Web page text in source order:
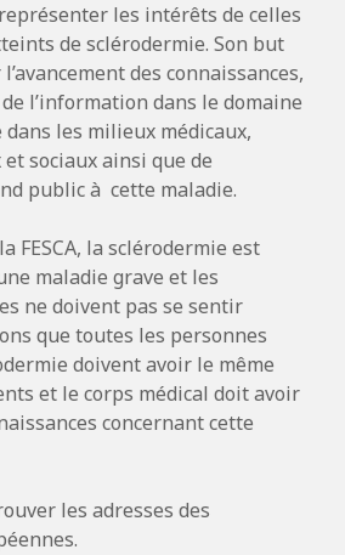
les intérêts de celles
de sclérodermie. Son but
des connaissances,
l’information dans le domaine
les milieux médicaux,
sociaux ainsi que de
public à cette maladie.
FESCA, la sclérodermie est
maladie grave et les
ne doivent pas se sentir
que toutes les personnes
doivent avoir le même
et le corps médical doit avoir
concernant cette
les adresses des